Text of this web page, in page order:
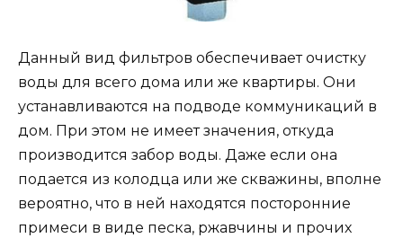
Данный вид фильтров обеспечивает очистку
воды для всего дома или же квартиры. Они
устанавливаются на подводе коммуникаций в
дом. При этом не имеет значения, откуда
производится забор воды. Даже если она
подается из колодца или же скважины, вполне
вероятно, что в ней находятся посторонние
примеси в виде песка, ржавчины и прочих